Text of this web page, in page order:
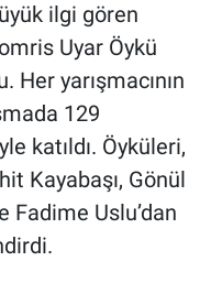
ilgi gören
Uyar Öykü
Her yarışmacının
129
katıldı. Öyküleri,
Kayabaşı, Gönül
Fadime Uslu’dan